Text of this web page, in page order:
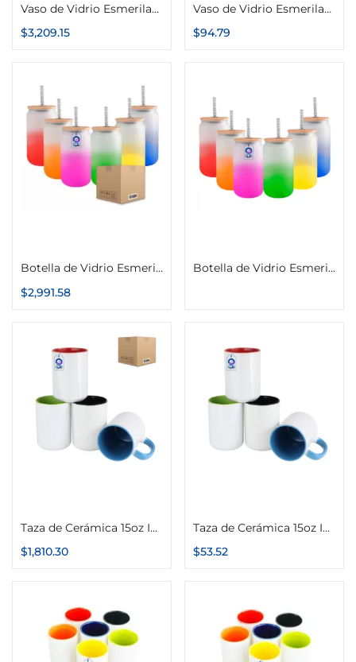
Vaso de Vidrio Esmerilado, Base de Color, 650ml Caja con 36 Piezas
$3,209.15
Vaso de Vidrio Esmerilado, Base de Color, 650ml
$94.79
Botella de Vidrio Esmerilado, Base de Color, 500ml Candy Caja con 36 Piezas
$2,991.58
Botella de Vidrio Esmerilado, Base de Color, 500ml Candy
Taza de Cerámica 15oz Interior y Asa de Color Caja con 36 piezas
$1,810.30
Taza de Cerámica 15oz Interior y Asa de Color
$53.52